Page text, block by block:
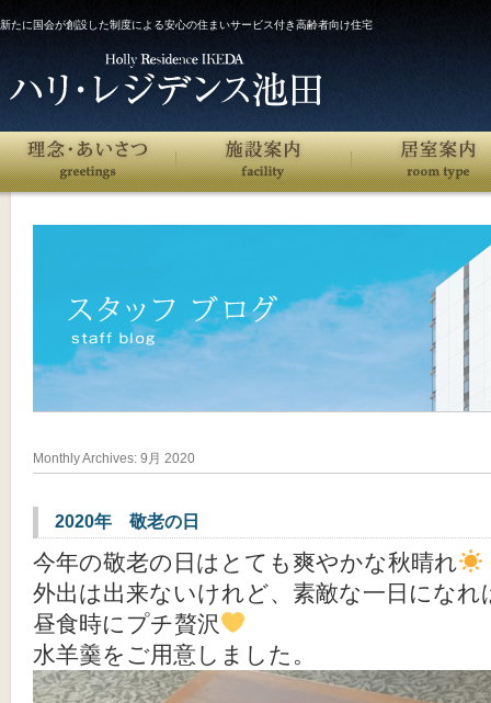
新たに国会が創設した制度による安心の住まいサービス付き高齢者向け住宅
Monthly Archives: 9月 2020
2020年 敬老の日
今年の敬老の日はとても爽やかな秋晴れ
外出は出来ないけれど、素敵な一日になれ
昼食時にプチ贅沢
水羊羹をご用意しました。